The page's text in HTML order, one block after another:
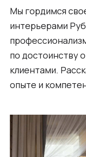
Мы гордимся
интерьерами
по достоинству
клиентами.
опыте и